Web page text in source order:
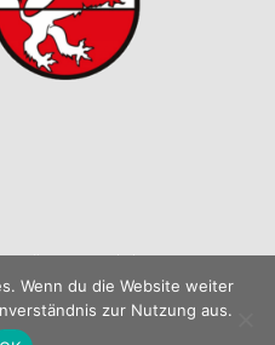
Wenn du die Website weiter
zur Nutzung aus.